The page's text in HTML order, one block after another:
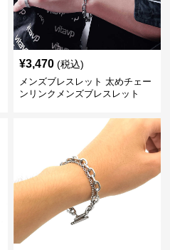
¥3,470 (税込)
メンズブレスレット 太めチェー
ンリンクメンズブレスレット